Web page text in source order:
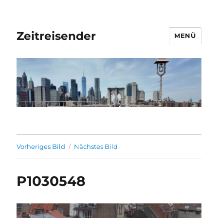
Zeitreisender MENÜ
Vorheriges Bild Nächstes Bild
P1030548